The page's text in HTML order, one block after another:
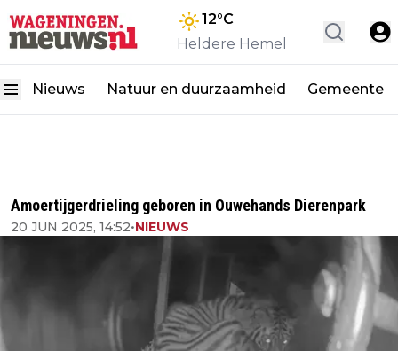
12°C
Heldere Hemel
Nieuws Natuur en duurzaamheid Gemeente
Amoertijgerdrieling geboren in Ouwehands Dierenpark
20 JUN 2025, 14:52•NIEUWS